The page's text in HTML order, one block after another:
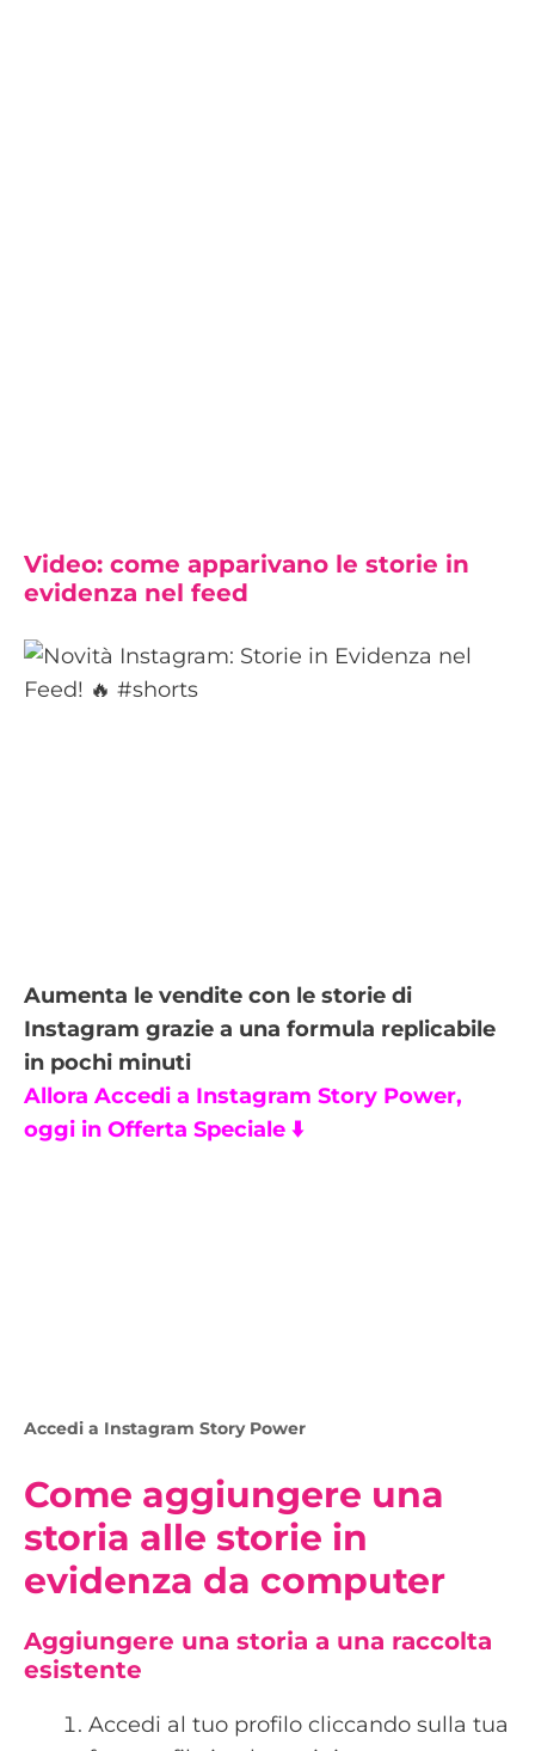
Video: come apparivano le storie in
evidenza nel feed
Aumenta le vendite con le storie di
Instagram grazie a una formula replicabile
in pochi minuti
Allora Accedi a Instagram Story Power,
oggi in Offerta Speciale ⬇️
Accedi a Instagram Story Power
Come aggiungere una
storia alle storie in
evidenza da computer
Aggiungere una storia a una raccolta
esistente
Accedi al tuo profilo cliccando sulla tua